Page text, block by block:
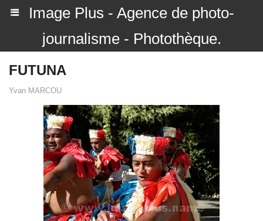
Image Plus - Agence de photo-
journalisme - Photothèque.
FUTUNA
Yvan MARCOU